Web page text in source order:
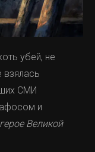
убей, не
СМИ
и
герое Великой